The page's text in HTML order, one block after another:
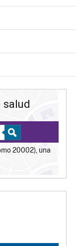
salud
20002), una